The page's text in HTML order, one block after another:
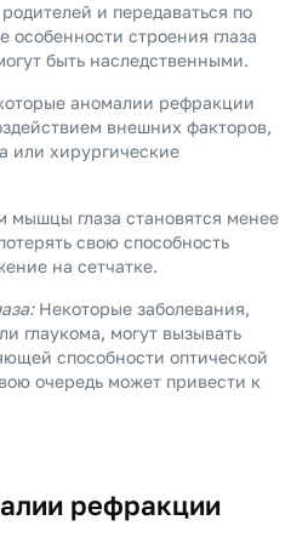
и передаваться по
особенности строения глаза
быть наследственными.
аномалии рефракции
внешних факторов,
или хирургические
мышцы глаза становятся менее
свою способность
на сетчатке.
Некоторые заболевания,
глаукома, могут вызывать
способности оптической
очередь может привести к
рефракции